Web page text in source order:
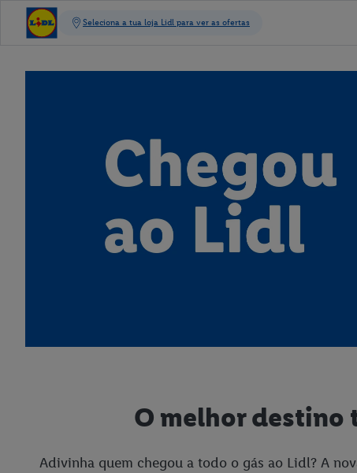
O melhor destino
Adivinha quem chegou a todo o gás ao Lidl? A